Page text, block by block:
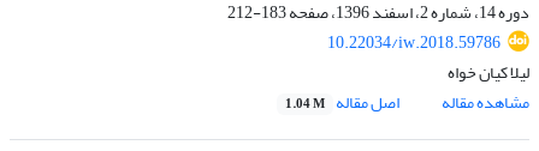
دوره 14، شماره 2، اسفند 1396، صفحه
183-212
10.22034/iw.2018.59786
لیلا کیان خواه
مشاهده مقاله
اصل مقاله 1.04 M